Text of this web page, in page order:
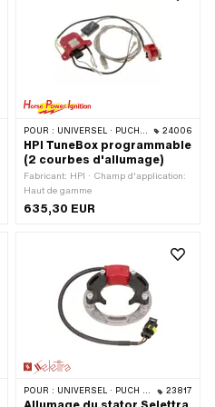
POUR : UNIVERSEL · PUCH · SACHS · PONY / CILO (BÊTA 521 & 512) · PIAGGIO · ZÜNDAPP BELMONDO 24006
HPI TuneBox programmable
(2 courbes d'allumage)
Fabricant: HPI · Champ d'application:
Haut de gamme
635,30 EUR
POUR : UNIVERSEL · PUCH · SACHS · ZÜNDAPP BELMONDO 23817